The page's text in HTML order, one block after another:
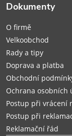
Dokumenty
O firmě
Velkoobchod
Rady a tipy
Doprava a platba
Obchodní
Ochrana osobních
Postup při vrácení
Postup při
Reklamační řád